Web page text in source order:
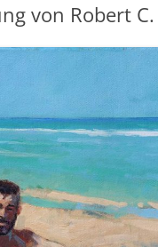
von Robert